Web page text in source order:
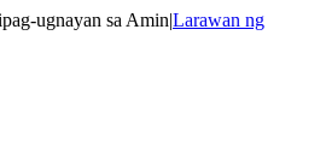
ugnayan sa Amin|Larawan ng